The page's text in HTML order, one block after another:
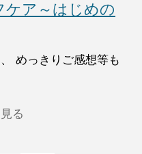
ア～はじめの
めっきりご感想等も
る